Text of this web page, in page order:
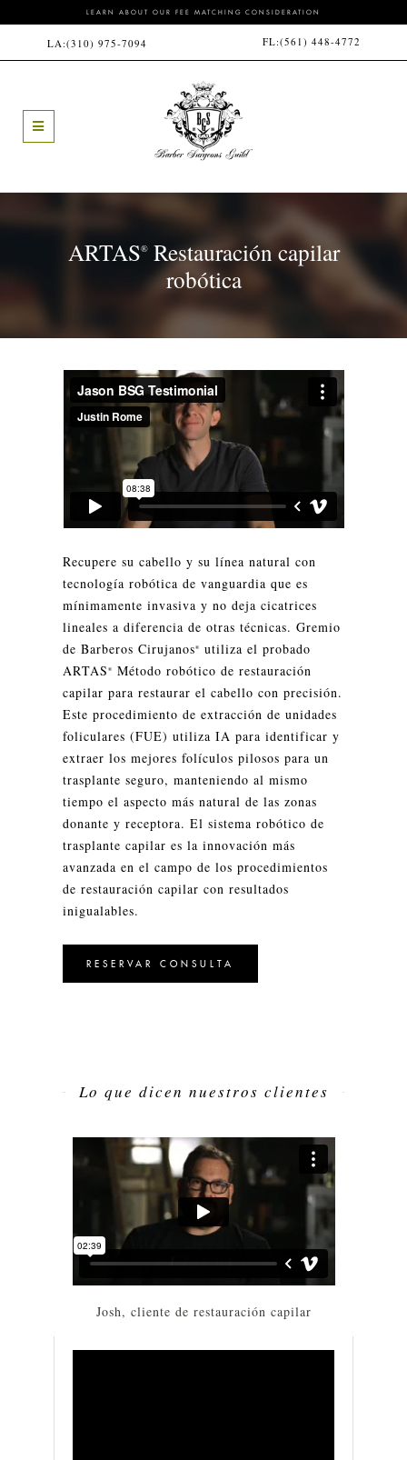
LEARN ABOUT OUR FEE MATCHING CONSIDERATION
LA:(310) 975-7094 FL:(561) 448-4772
ARTAS®Restauración capilar
robótica
Recupere su cabello y su línea natural con
tecnología robótica de vanguardia que es
mínimamente invasiva y no deja cicatrices
lineales a diferencia de otras técnicas. Gremio
de Barberos Cirujanos®
utiliza el probado
ARTAS ®
Método robótico de restauración
capilar para restaurar el cabello con precisión.
Este procedimiento de extracción de unidades
foliculares (FUE) utiliza IA para identificar y
extraer los mejores folículos pilosos para un
trasplante seguro, manteniendo al mismo
tiempo el aspecto más natural de las zonas
donante y receptora. El sistema robótico de
trasplante capilar es la innovación más
avanzada en el campo de los procedimientos
de restauración capilar con resultados
inigualables.
RESERVAR CONSULTA
Lo que dicen nuestros clientes
Josh, cliente de restauración capilar